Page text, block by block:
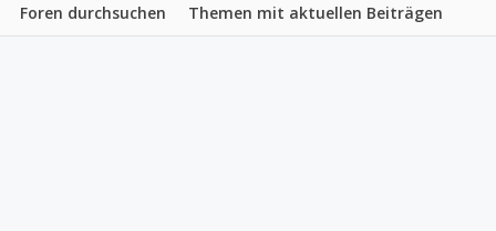
Foren durchsuchen Themen mit aktuellen Beiträgen